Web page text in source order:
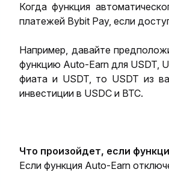
Когда функция
платежей Bybit Pay, если
Например, давайте
функцию Auto-Earn для USDT,
фиата и USDT, то USDT из
инвестиции в USDC и BTC.
Что произойдет, если
Если функция Auto-Earn